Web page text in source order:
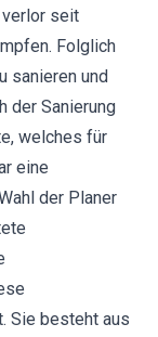
seit
Folglich
sanieren und
der Sanierung
welches für
eine
der Planer
Sie besteht aus